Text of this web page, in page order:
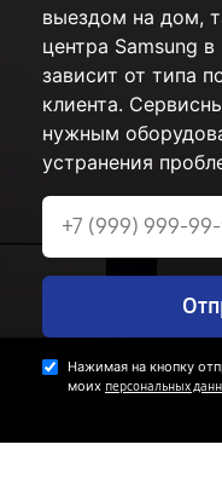
выездом на дом,
центра Samsung
зависит от типа
клиента.
нужным
устранения
Нажимая на кнопку
моих персональных